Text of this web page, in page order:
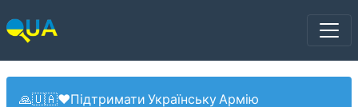
🙏🇺🇦❤️Підтримати Українську Армію